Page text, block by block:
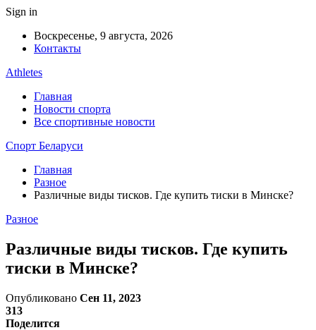
Sign in
Воскресенье, 9 августа, 2026
Контакты
Athletes
Главная
Новости спорта
Все спортивные новости
Спорт Беларуси
Главная
Разное
Различные виды тисков. Где купить тиски в Минске?
Разное
Различные виды тисков. Где купить
тиски в Минске?
Опубликовано Сен 11, 2023
313
Поделится